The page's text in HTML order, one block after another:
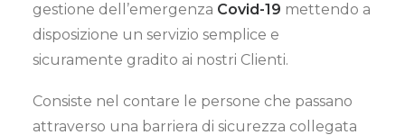
gestione dell’emergenza Covid-19 mettendo a
disposizione un servizio semplice e
sicuramente gradito ai nostri Clienti.
Consiste nel contare le persone che passano
attraverso una barriera di sicurezza collegata